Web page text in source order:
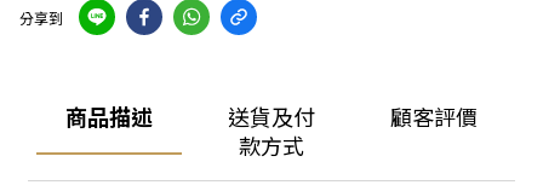
分享到
商品描述
送貨及付
款方式
顧客評價